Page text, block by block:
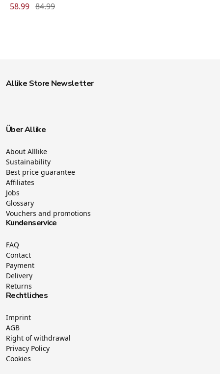
58.99 84.99
Allike Store Newsletter
Über Allike
About Alllike
Sustainability
Best price guarantee
Affiliates
Jobs
Glossary
Vouchers and promotions
Kundenservice
FAQ
Contact
Payment
Delivery
Returns
Rechtliches
Imprint
AGB
Right of withdrawal
Privacy Policy
Cookies